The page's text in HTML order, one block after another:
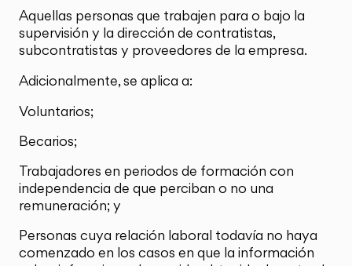
Aquellas personas que trabajen para o bajo la
supervisión y la dirección de contratistas,
subcontratistas y proveedores de la empresa.
Adicionalmente, se aplica a:
Voluntarios;
Becarios;
Trabajadores en periodos de formación con
independencia de que perciban o no una
remuneración; y
Personas cuya relación laboral todavía no haya
comenzado en los casos en que la información